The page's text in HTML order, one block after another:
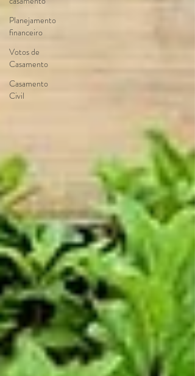
Planejamento
financeiro
Votos de
Casamento
Casamento
Civil